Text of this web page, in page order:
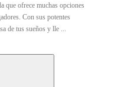
que ofrece muchas opciones
Con sus potentes
de tus sueños y lle ...